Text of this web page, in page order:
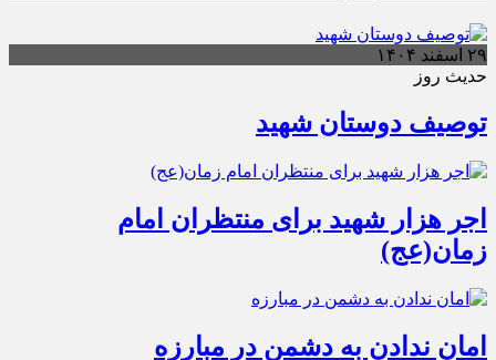
۲۹ اسفند ۱۴۰۴
حدیث روز
توصیف دوستان شهید
اجر هزار شهید برای منتظران امام
زمان(عج)
امان ندادن به دشمن در مبارزه